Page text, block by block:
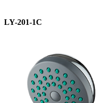
LY-201-1C